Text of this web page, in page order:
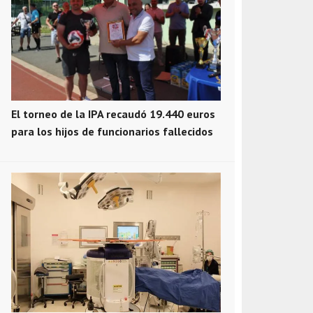
El torneo de la IPA recaudó 19.440 euros
para los hijos de funcionarios fallecidos